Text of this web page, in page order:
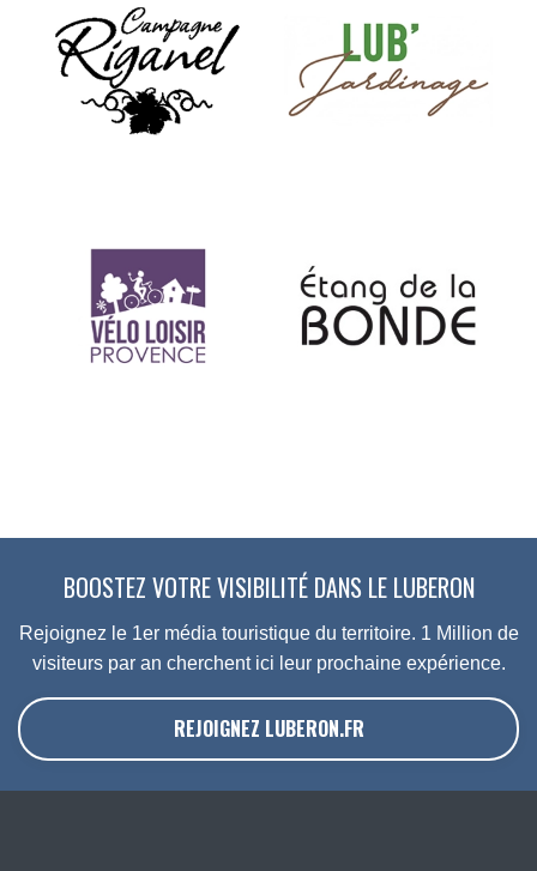
BOOSTEZ VOTRE VISIBILITÉ DANS LE LUBERON
Rejoignez le 1er média touristique du territoire. 1 Million de
visiteurs par an cherchent ici leur prochaine expérience.
REJOIGNEZ LUBERON.FR